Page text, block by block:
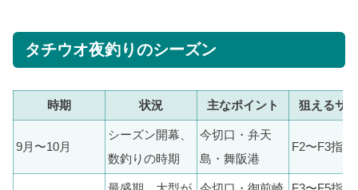
タチウオ夜釣りのシーズン
時期 状況 主なポイント 狙えるサ
9月〜10月
シーズン開幕、
数釣りの時期
今切口・弁天
島・舞阪港
F2〜F3指